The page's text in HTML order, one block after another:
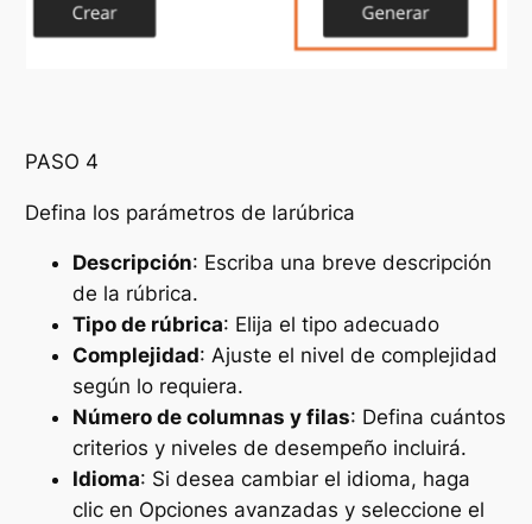
PASO 4
Defina los parámetros de larúbrica
Descripción: Escriba una breve descripción
de la rúbrica.
Tipo de rúbrica: Elija el tipo adecuado
Complejidad: Ajuste el nivel de complejidad
según lo requiera.
Número de columnas y filas: Defina cuántos
criterios y niveles de desempeño incluirá.
Idioma: Si desea cambiar el idioma, haga
clic en Opciones avanzadas y seleccione el